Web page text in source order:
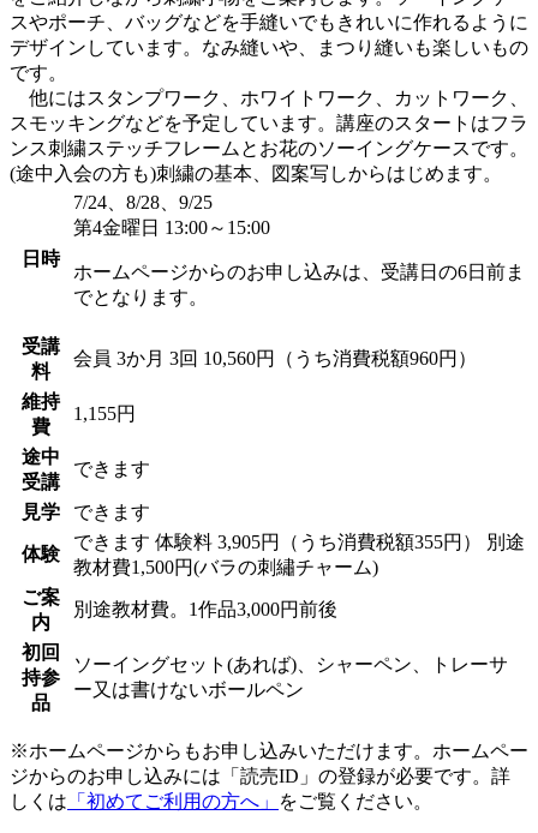
スやポーチ、バッグなどを手縫いでもきれいに作れるように
デザインしています。なみ縫いや、まつり縫いも楽しいもの
です。
他にはスタンプワーク、ホワイトワーク、カットワーク、
スモッキングなどを予定しています。講座のスタートはフラ
ンス刺繍ステッチフレームとお花のソーイングケースです。
(途中入会の方も)刺繍の基本、図案写しからはじめます。
日時
7/24、8/28、9/25
第4金曜日 13:00～15:00
ホームページからのお申し込みは、受講日の6日前ま
でとなります。
受講
料
会員 3か月 3回 10,560円（うち消費税額960円）
維持
費
1,155円
途中
受講
できます
見学 できます
体験
できます 体験料 3,905円（うち消費税額355円）
別途
教材費1,500円(バラの刺繡チャーム)
ご案
内
別途教材費。1作品3,000円前後
初回
持参
品
ソーイングセット(あれば)、シャーペン、トレーサ
ー又は書けないボールペン
※ホームページからもお申し込みいただけます。ホームペー
ジからのお申し込みには「読売ID」の登録が必要です。詳
しくは 「初めてご利用の方へ」 をご覧ください。